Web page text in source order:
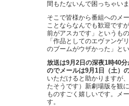
間もたないんで困っちゃい
そこで皆様から番組へのメ
ことならなんでも歓迎です
前がアスカです」というも
「作品としてのエヴァンゲ
のブームがウザかった」と
放送は9月2日の深夜1時40
のでメールは9月1日（土）
いただけると助かりますが
たそうです）新劇場版を観
ものすごく嬉しいです。メ
す。